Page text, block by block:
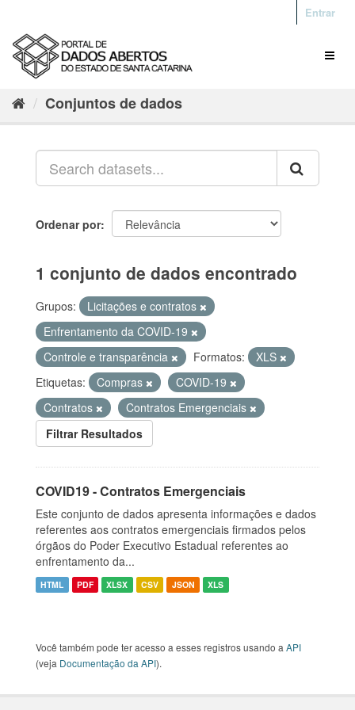
Entrar
Conjuntos de dados
Ordenar por
1 conjunto de dados encontrado
Grupos:
Licitações e contratos
Enfrentamento da COVID-19
Controle e transparência
Formatos:
XLS
Etiquetas:
Compras
COVID-19
Contratos
Contratos Emergenciais
Filtrar Resultados
COVID19 - Contratos Emergenciais
Este conjunto de dados apresenta informações e dados
referentes aos contratos emergenciais firmados pelos
órgãos do Poder Executivo Estadual referentes ao
enfrentamento da...
HTML PDF XLSX CSV JSON XLS
Você também pode ter acesso a esses registros usando a API
(veja Documentação da API).